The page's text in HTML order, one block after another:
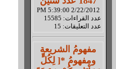
2/22/2012 5:39:00 PM
عدد القراءات: 15585
عدد التعليقات: 15
مفهومُ الشريعة
ومفهومُ *[ لِكُلٍّ